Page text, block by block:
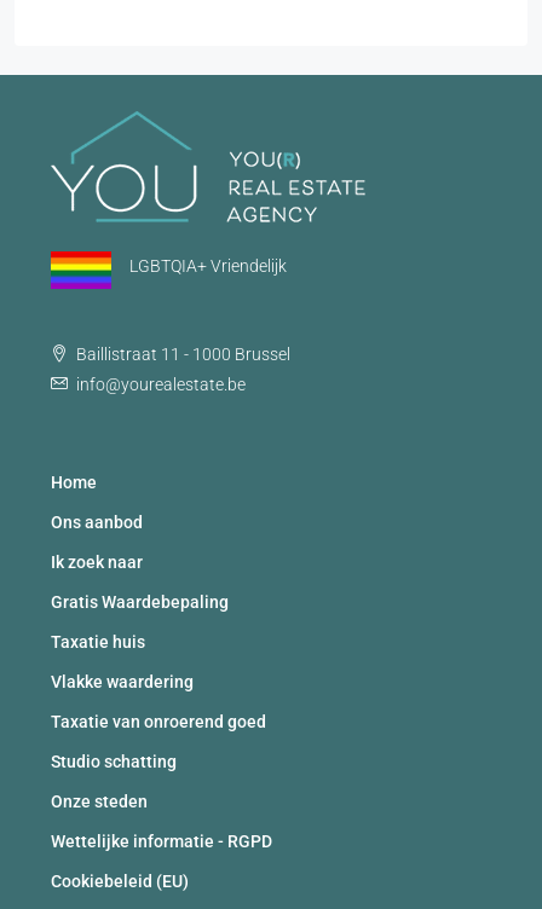
LGBTQIA+ Vriendelijk
Baillistraat 11 - 1000 Brussel
info@yourealestate.be
Home
Ons aanbod
Ik zoek naar
Gratis Waardebepaling
Taxatie huis
Vlakke waardering
Taxatie van onroerend goed
Studio schatting
Onze steden
Wettelijke informatie - RGPD
Cookiebeleid (EU)